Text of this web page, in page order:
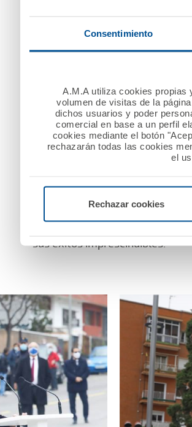
Consentimiento
A.M.A utiliza cookies propias
volumen de visitas de la
dichos usuarios y poder
comercial en base a un perfil
cookies mediante el botón
rechazarán todas las cookies
el
Rechazar cookies
Con los aledaños de la plaza
los Reyes “la inauguración de
gran monumento al
que significó esta pandemia en
Igualmente Serafín Romero,
para los profesionales
Tras estos discursos, el
sus éxitos imprescindibles.